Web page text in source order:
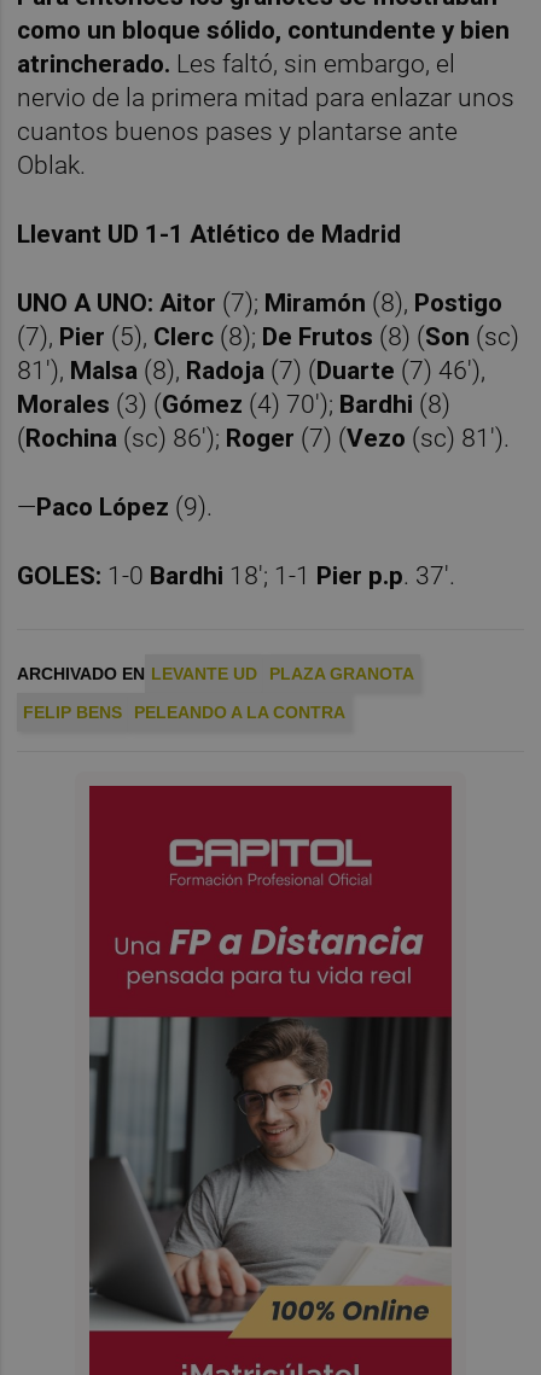
como un bloque sólido, contundente y bien
atrincherado. Les faltó, sin embargo, el
nervio de la primera mitad para enlazar unos
cuantos buenos pases y plantarse ante
Oblak.
Llevant UD 1-1 Atlético de Madrid
UNO A UNO:Aitor (7); Miramón (8), Postigo
(7), Pier (5), Clerc (8); De Frutos (8) (Son (sc)
81'), Malsa (8), Radoja (7) (Duarte (7) 46'),
Morales (3) (Gómez (4) 70'); Bardhi (8)
(Rochina (sc) 86'); Roger (7) (Vezo (sc) 81').
—Paco López (9).
GOLES: 1-0 Bardhi 18'; 1-1 Pier p.p. 37'.
ARCHIVADO EN LEVANTE UD
PLAZA GRANOTA
FELIP BENS
PELEANDO A LA CONTRA